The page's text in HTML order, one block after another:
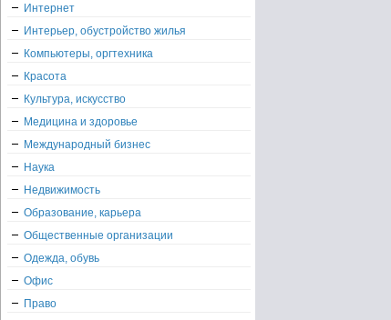
Интернет
Интерьер, обустройство жилья
Компьютеры, оргтехника
Красота
Культура, искусство
Медицина и здоровье
Международный бизнес
Наука
Недвижимость
Образование, карьера
Общественные организации
Одежда, обувь
Офис
Право